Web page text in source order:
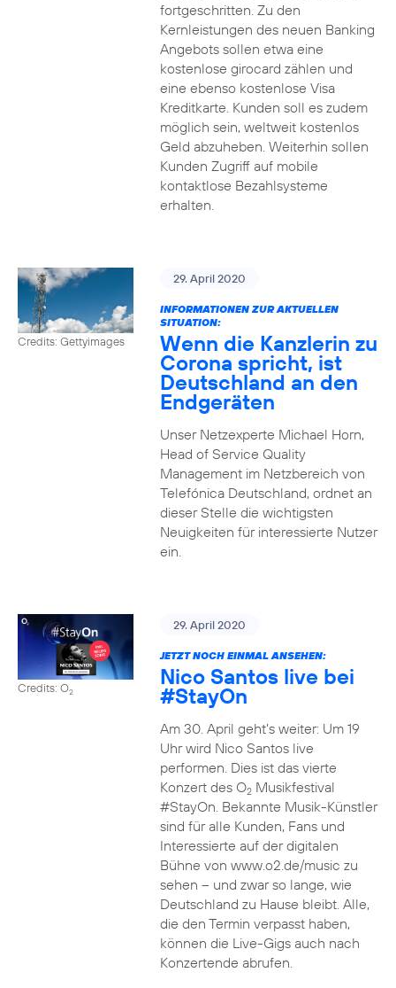
fortgeschritten. Zu den
Kernleistungen des neuen Banking
Angebots sollen etwa eine
kostenlose girocard zählen und
eine ebenso kostenlose Visa
Kreditkarte. Kunden soll es zudem
möglich sein, weltweit kostenlos
Geld abzuheben. Weiterhin sollen
Kunden Zugriff auf mobile
kontaktlose Bezahlsysteme
erhalten.
Credits: Gettyimages
29. April 2020
INFORMATIONEN ZUR AKTUELLEN
SITUATION:
Wenn die Kanzlerin zu
Corona spricht, ist
Deutschland an den
Endgeräten
Unser Netzexperte Michael Horn,
Head of Service Quality
Management im Netzbereich von
Telefónica Deutschland, ordnet an
dieser Stelle die wichtigsten
Neuigkeiten für interessierte Nutzer
ein.
Credits: O2
29. April 2020
JETZT NOCH EINMAL ANSEHEN:
Nico Santos live bei
#StayOn
Am 30. April geht’s weiter: Um 19
Uhr wird Nico Santos live
performen. Dies ist das vierte
Konzert des O2Musikfestival
#StayOn. Bekannte Musik-Künstler
sind für alle Kunden, Fans und
Interessierte auf der digitalen
Bühne von www.o2.de/music zu
sehen – und zwar so lange, wie
Deutschland zu Hause bleibt. Alle,
die den Termin verpasst haben,
können die Live-Gigs auch nach
Konzertende abrufen.